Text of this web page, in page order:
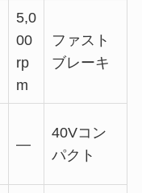
5,0
00
rp
m
ファスト
ブレーキ
—
40Vコン
パクト